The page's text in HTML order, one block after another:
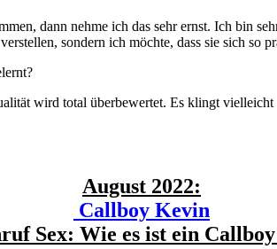
dann nehme ich das sehr ernst. Ich bin
sondern ich möchte, dass sie sich so
wird total überbewertet. Es klingt
August 2022:
Callboy Kevin
Sex: Wie es ist ein Callboy